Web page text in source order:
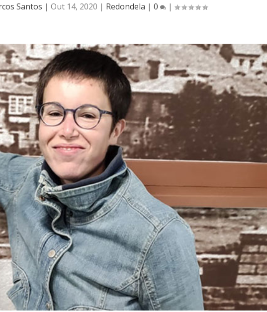
Santos | Out 14, 2020 | Redondela | 0 |